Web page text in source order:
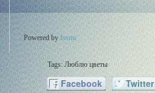
Powered byIssuu
Tags:Люблю цветы
Facebook Twitter